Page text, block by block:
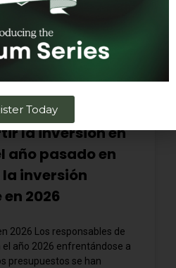
la inversión en
año pasado en
inversión
2026
2026 Los responsables de
año 2026 enfrentándose a
presupuestos se han
Today